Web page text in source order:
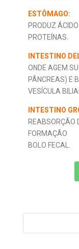
ESTÔMAGO:
PRODUZ
PROTEÍNAS.
INTESTINO
ONDE AGEM
PÂNCREAS) E
VESÍCULA
INTESTINO
REABSORÇÃO
FORMAÇÃO
BOLO FECAL.